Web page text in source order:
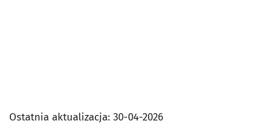
Ostatnia aktualizacja: 30-04-2026